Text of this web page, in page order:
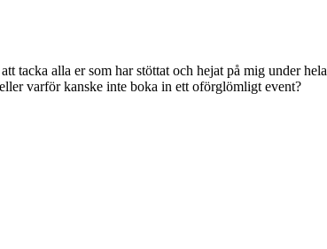
tacka alla er som har stöttat och hejat på mig under
varför kanske inte boka in ett oförglömligt event?